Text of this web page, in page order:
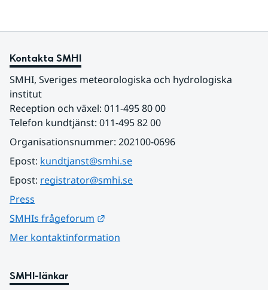
Kontakta SMHI
SMHI, Sveriges meteorologiska och hydrologiska
institut
Reception och växel: 011-495 80 00
Telefon kundtjänst: 011-495 82 00
Organisationsnummer: 202100-0696
Epost: kundtjanst@smhi.se
Epost: registrator@smhi.se
Press
SMHIs frågeforum
Mer kontaktinformation
SMHI-länkar